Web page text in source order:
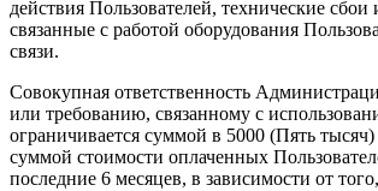
действия Пользователей, технические
связанные с работой оборудования
связи.
Совокупная ответственность
или требованию, связанному с
ограничивается суммой в 5000 (Пять
суммой стоимости оплаченных
последние 6 месяцев, в зависимости от